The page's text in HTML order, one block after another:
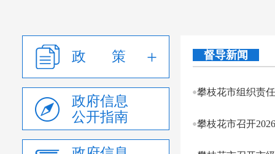
政 策
政府信息
公开指南
督导新闻
攀枝花市组织责
攀枝花市召开